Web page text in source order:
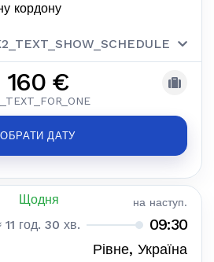
кордону
160 €
ОБРАТИ ДАТУ
Щодня на наступ.
11 год. 30 хв. 09:30
Рівне, Україна